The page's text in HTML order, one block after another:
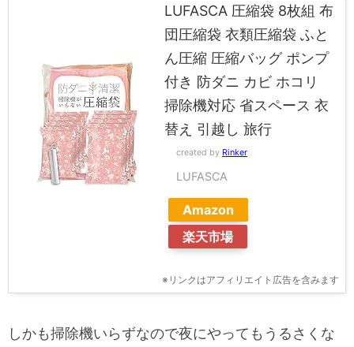
LUFASCA 圧縮袋 8枚組 布
団圧縮袋 衣類圧縮袋 ふと
ん圧縮 圧縮バッグ ポンプ
付き 防ダニ カビ ホコリ
掃除機対応 省スペース 衣
替え 引越し 旅行
created by Rinker
LUFASCA
Amazon
楽天市場
※リンクはアフィリエイト広告を含みます
しかも掃除機いらずなので夜にやってもうるさくな